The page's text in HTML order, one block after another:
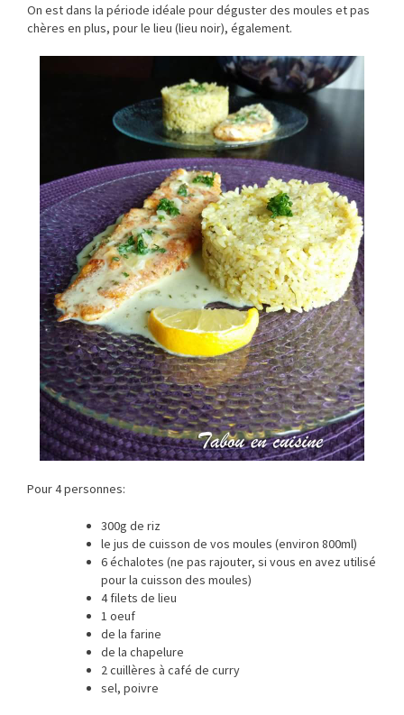
On est dans la période idéale pour déguster des moules et pas
chères en plus, pour le lieu (lieu noir), également.
Pour 4 personnes:
300g de riz
le jus de cuisson de vos moules (environ 800ml)
6 échalotes (ne pas rajouter, si vous en avez utilisé
pour la cuisson des moules)
4 filets de lieu
1 oeuf
de la farine
de la chapelure
2 cuillères à café de curry
sel, poivre